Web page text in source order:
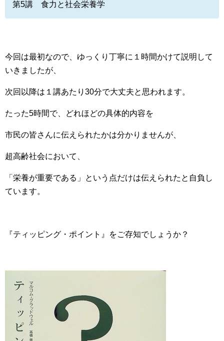
第5講 食力と社会栄養学
今回は最初なので、ゆっくり丁寧に１時間かけて説明して
いきましたが、
次回以降は１講あたり30分で大丈夫と思われます。
たった5時間で、どれほどの具体的内容を
市民の皆さんに伝えられたかは分かりませんが、
超高齢社会において、
「栄養が重要である」という点だけは伝えられたと自負し
ています。
『ティッピング・ポイント』をご存知でしょうか？